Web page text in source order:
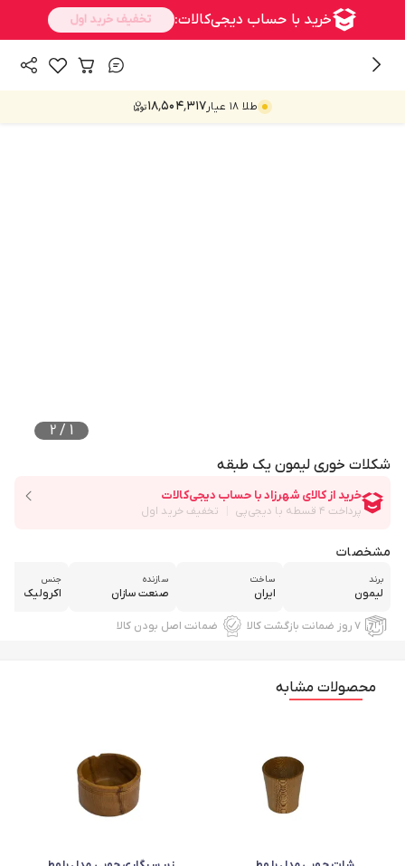
طلا ۱۸ عیار ۱۸٬۵۰۴٬۳۱۷
1
/
2
شکلات خوری لیمون یک طبقه
مشخصات
برند
لیمون
ساخت
ایران
سازنده
صنعت سازان
جنس
اکرولیک
۷ روز ضمانت بازگشت کالا ضمانت اصل بودن کالا
محصولات مشابه